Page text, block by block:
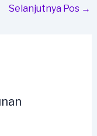
Selanjutnya Pos →